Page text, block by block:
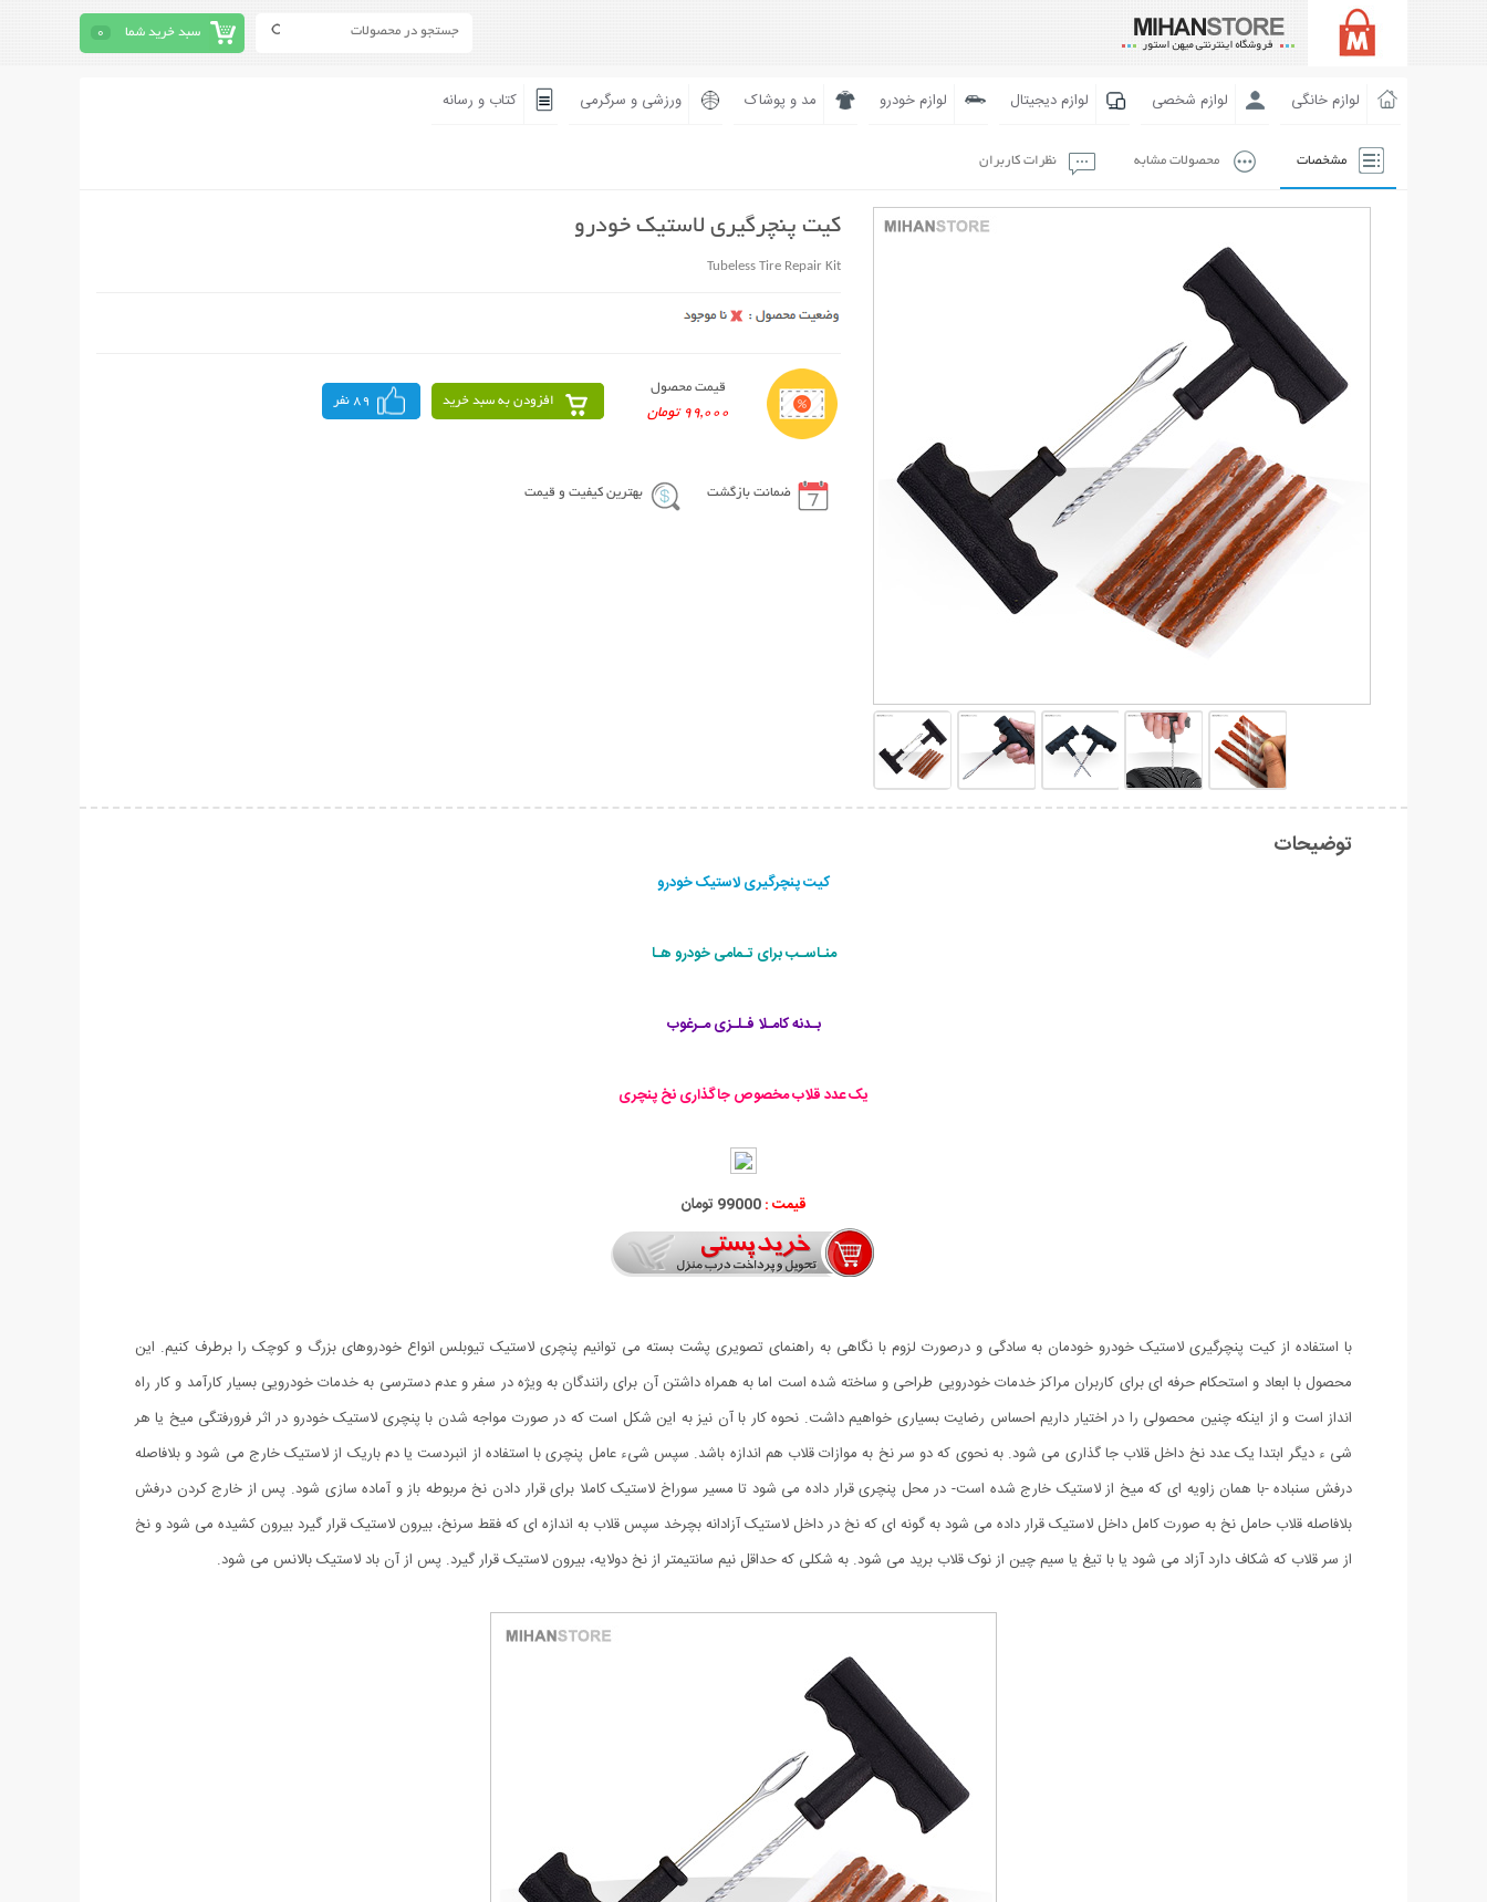
سبد خرید شما 0
لوازم خانگی لوازم شخصی لوازم دیجیتال لوازم خودرو مد و پوشاک ورزشی و سرگرمی کتاب و رسانه
مشخصات محصولات مشابه نظرات کاربران
کیت پنچرگیری لاستیک خودرو
Tubeless Tire Repair Kit
قیمت محصول
99,000 تومان
افزودن به سبد خرید 89 نفر
ضمانت بازگشت بهترین کیفیت و قیمت
توضیحات
کیت پنچرگیری لاستیک خودرو
منـاسـب برای تـمامی خودرو هـا
بـدنه کامـلا فـلـزی مـرغوب
یک عدد قلاب مخصوص جاگذاری نخ پنچری
قیمت :99000 تومان
با استفاده از کیت پنچرگیری لاستیک خودرو خودمان به سادگی و درصورت لزوم با نگاهی به راهنمای تصویری پشت بسته می توانیم پنچری لاستیک تیوبلس انواع خودروهای بزرگ و کوچک را برطرف کنیم. این
محصول با ابعاد و استحکام حرفه ای برای کاربران مراکز خدمات خودرویی طراحی و ساخته شده است اما به همراه داشتن آن برای رانندگان به ویژه در سفر و عدم دسترسی به خدمات خودرویی بسیار کارآمد و کار راه
انداز است و از اینکه چنین محصولی را در اختیار داریم احساس رضایت بسیاری خواهیم داشت. نحوه کار با آن نیز به این شکل است که در صورت مواجه شدن با پنچری لاستیک خودرو در اثر فرورفتگی میخ یا هر
شی ء دیگر ابتدا یک عدد نخ داخل قلاب جا گذاری می شود. به نحوی که دو سر نخ به موازات قلاب هم اندازه باشد. سپس شیء عامل پنچری با استفاده از انبردست یا دم باریک از لاستیک خارج می شود و بلافاصله
درفش سنباده -با همان زاویه ای که میخ از لاستیک خارج شده است- در محل پنچری قرار داده می شود تا مسیر سوراخ لاستیک کاملا برای قرار دادن نخ مربوطه باز و آماده سازی شود. پس از خارج کردن درفش
بلافاصله قلاب حامل نخ به صورت کامل داخل لاستیک قرار داده می شود به گونه ای که نخ در داخل لاستیک آزادانه بچرخد سپس قلاب به اندازه ای که فقط سرنخ، بیرون لاستیک قرار گیرد بیرون کشیده می شود و نخ
از سر قلاب که شکاف دارد آزاد می شود یا با تیغ یا سیم چین از نوک قلاب برید می شود. به شکلی که حداقل نیم سانتیمتر از نخ دولایه، بیرون لاستیک قرار گیرد. پس از آن باد لاستیک بالانس می شود.